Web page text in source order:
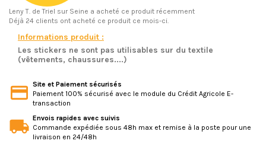
Leny T. de Triel sur Seine a acheté ce produit récemment
Déjà 24 clients ont acheté ce produit ce mois-ci.
Informations produit :
Les stickers ne sont pas utilisables sur du textile
(vêtements, chaussures....)
Site et Paiement sécurisés
Paiement 100% sécurisé avec le module du Crédit Agricole E-
transaction
Envois rapides avec suivis
Commande expédiée sous 48h max et remise à la poste pour une
livraison en 24/48h